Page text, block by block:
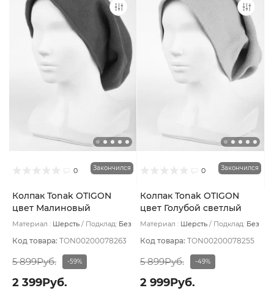
0 Закончился
Колпак Tonak OTIGON
цвет Малиновый
Материал : Шерсть Подклад: Без
Код товара: TON00200078263
5 899Руб. -59%
2 399Руб.
0 Закончился
Колпак Tonak OTIGON
цвет Голубой светлый
Материал : Шерсть Подклад: Без
Код товара: TON00200078255
5 899Руб. -49%
2 999Руб.